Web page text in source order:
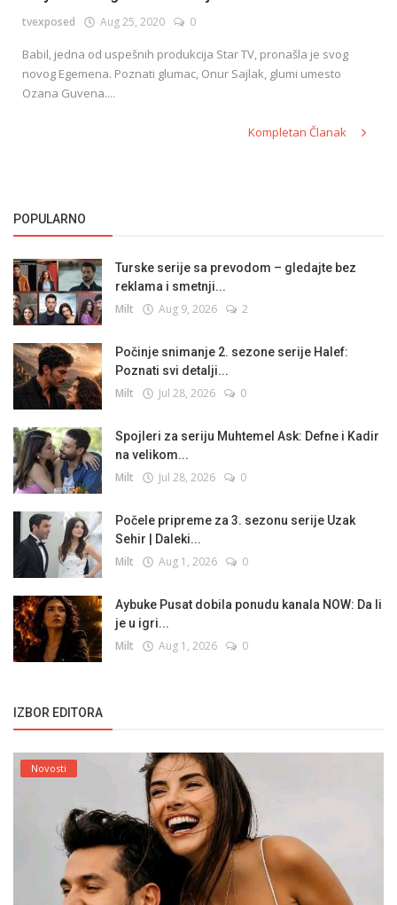
English
tvexposed Aug 25, 2020 0
Babil, jedna od uspešnih produkcija Star TV, pronašla je svog
novog Egemena. Poznati glumac, Onur Sajlak, glumi umesto
Ozana Guvena....
Kompletan Članak
POPULARNO
Turske serije sa prevodom – gledajte bez
reklama i smetnji...
Milt Aug 9, 2026 2
Počinje snimanje 2. sezone serije Halef:
Poznati svi detalji...
Milt Jul 28, 2026 0
Spojleri za seriju Muhtemel Ask: Defne i Kadir
na velikom...
Milt Jul 28, 2026 0
Počele pripreme za 3. sezonu serije Uzak
Sehir | Daleki...
Milt Aug 1, 2026 0
Aybuke Pusat dobila ponudu kanala NOW: Da li
je u igri...
Milt Aug 1, 2026 0
IZBOR EDITORA
Novosti